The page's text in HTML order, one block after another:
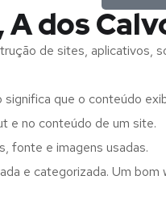
dos
de sites,
que o conteúdo
e no conteúdo de um site.
fonte e imagens usadas.
e categorizada. Um